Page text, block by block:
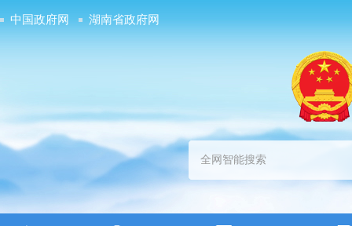
中国政府网 湖南省政府网